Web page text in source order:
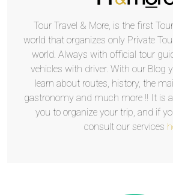
Tour Travel & More, is the first
world that organizes only Private
world. Always with official tour
vehicles with driver. With our Blog
learn about routes, history, the
gastronomy and much more !! It is
you to organize your trip, and if
consult our services